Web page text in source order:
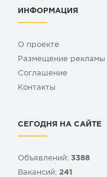
ИНФОРМАЦИЯ
О проекте
Размещение рекламы
Cоглашение
Контакты
СЕГОДНЯ НА САЙТЕ
Объявлений: 3388
Вакансий: 241